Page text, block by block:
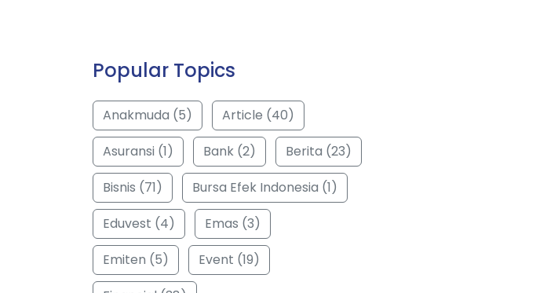
Popular Topics
Anakmuda (5)
Article (40)
Asuransi (1)
Bank (2)
Berita (23)
Bisnis (71)
Bursa Efek Indonesia (1)
Eduvest (4)
Emas (3)
Emiten (5)
Event (19)